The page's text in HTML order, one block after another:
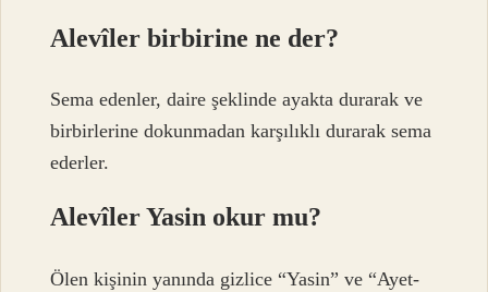
Alevîler birbirine ne der?
Sema edenler, daire şeklinde ayakta durarak ve
birbirlerine dokunmadan karşılıklı durarak sema
ederler.
Alevîler Yasin okur mu?
Ölen kişinin yanında gizlice “Yasin” ve “Ayet-